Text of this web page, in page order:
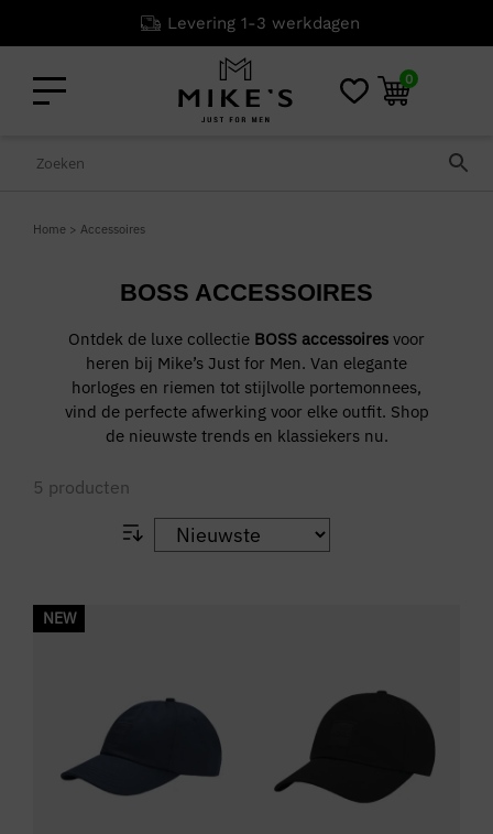
Levering 1-3 werkdagen
0
Home > Accessoires
BOSS ACCESSOIRES
Ontdek de luxe collectie BOSS accessoires voor
heren bij Mike’s Just for Men. Van elegante
horloges en riemen tot stijlvolle portemonnees,
vind de perfecte afwerking voor elke outfit. Shop
de nieuwste trends en klassiekers nu.
5 producten
NEW